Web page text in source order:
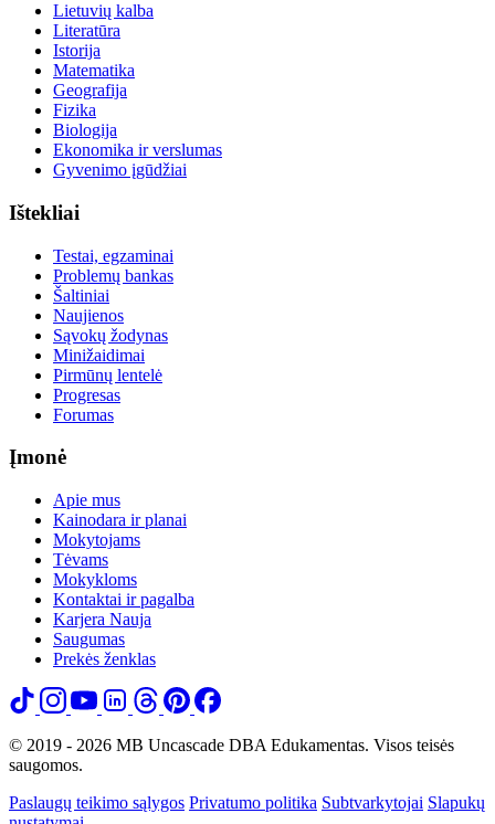
Lietuvių kalba
Literatūra
Istorija
Matematika
Geografija
Fizika
Biologija
Ekonomika ir verslumas
Gyvenimo įgūdžiai
Ištekliai
Testai, egzaminai
Problemų bankas
Šaltiniai
Naujienos
Sąvokų žodynas
Minižaidimai
Pirmūnų lentelė
Progresas
Forumas
Įmonė
Apie mus
Kainodara ir planai
Mokytojams
Tėvams
Mokykloms
Kontaktai ir pagalba
Karjera Nauja
Saugumas
Prekės ženklas
© 2019 - 2026 MB Uncascade DBA Edukamentas. Visos teisės
saugomos.
Paslaugų teikimo sąlygos Privatumo politika Subtvarkytojai Slapukų